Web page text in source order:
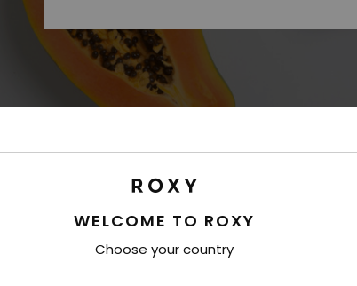
WELCOME TO ROXY
Choose your country